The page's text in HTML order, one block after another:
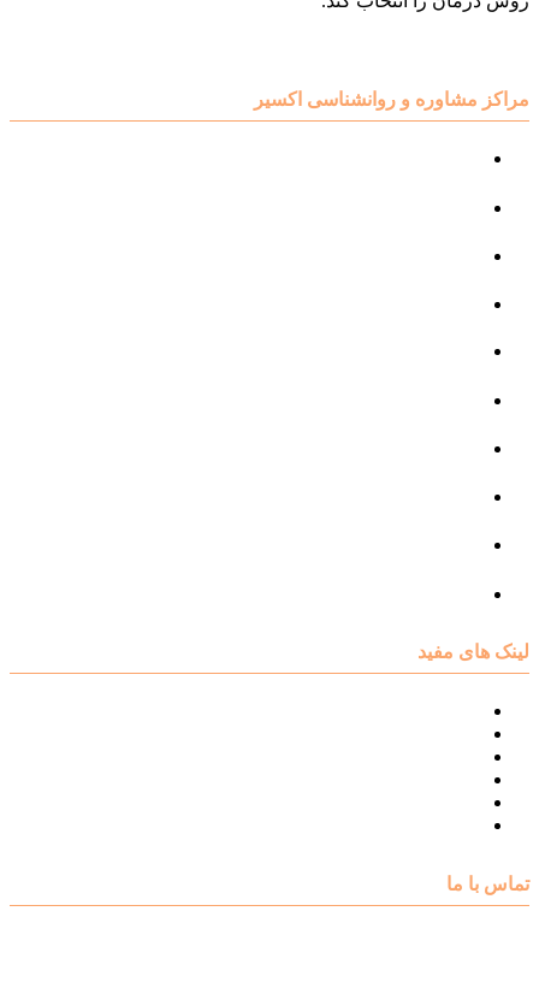
مراکز مشاوره و روانشناسی اکسیر
لینک های مفید
تماس با ما